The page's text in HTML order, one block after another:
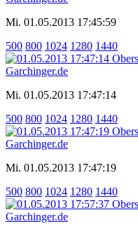
Mi. 01.05.2013 17:45:59
500 800 1024 1280 1440
Mi. 01.05.2013 17:47:14
500 800 1024 1280 1440
Mi. 01.05.2013 17:47:19
500 800 1024 1280 1440